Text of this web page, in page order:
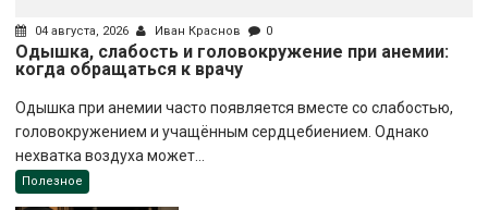
04 августа, 2026 Иван Краснов 0
Одышка, слабость и головокружение при анемии:
когда обращаться к врачу
Одышка при анемии часто появляется вместе со слабостью,
головокружением и учащённым сердцебиением. Однако
нехватка воздуха может...
Полезное